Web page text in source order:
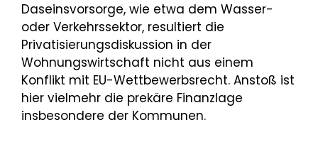
Daseinsvorsorge, wie etwa dem Wasser-
oder Verkehrssektor, resultiert die
Privatisierungsdiskussion in der
Wohnungswirtschaft nicht aus einem
Konflikt mit EU-Wettbewerbsrecht. Anstoß ist
hier vielmehr die prekäre Finanzlage
insbesondere der Kommunen.